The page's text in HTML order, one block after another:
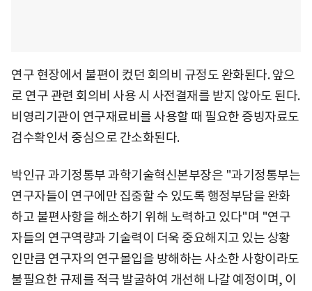
연구 현장에서 불편이 컸던 회의비 규정도 완화된다. 앞으
로 연구 관련 회의비 사용 시 사전결재를 받지 않아도 된다.
비영리기관이 연구재료비를 사용할 때 필요한 증빙자료도
검수확인서 중심으로 간소화된다.
박인규 과기정통부 과학기술혁신본부장은 "과기정통부는
연구자들이 연구에만 집중할 수 있도록 행정부담을 완화
하고 불편사항을 해소하기 위해 노력하고 있다"며 "연구
자들의 연구역량과 기술력이 더욱 중요해지고 있는 상황
인만큼 연구자의 연구몰입을 방해하는 사소한 사항이라도
불필요한 규제를 적극 발굴하여 개선해 나갈 예정이며, 이